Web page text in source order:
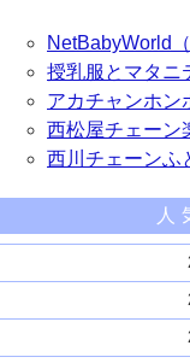
NetBabyWorld
授乳服とマタニ
アカチャンホン
西松屋チェーン
西川チェーンふ
人